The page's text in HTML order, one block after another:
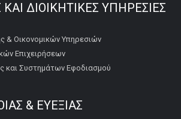
ΔΙΟΙΚΗΤΙΚΕΣ ΥΠΗΡΕΣΙΕΣ
& Οικονομικών Υπηρεσιών
Επιχειρήσεων
και Συστημάτων Εφοδιασμού
& ΕΥΕΞΙΑΣ